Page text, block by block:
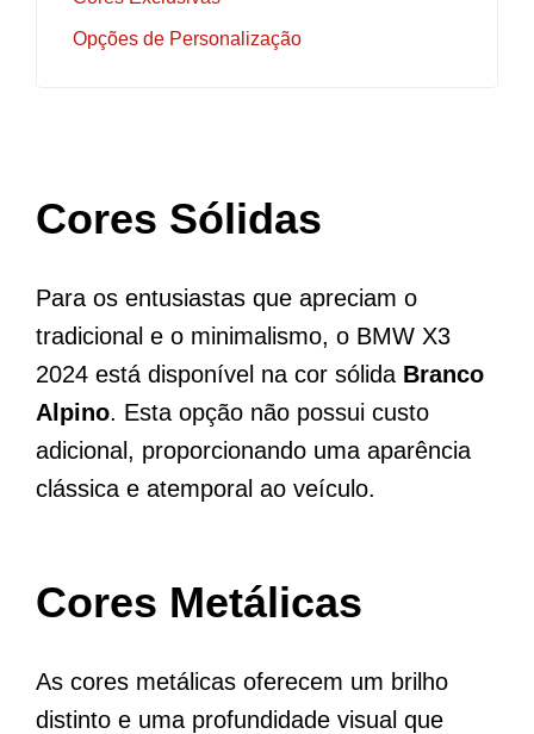
Opções de Personalização
Cores Sólidas
Para os entusiastas que apreciam o
tradicional e o minimalismo, o BMW X3
2024 está disponível na cor sólida Branco
Alpino. Esta opção não possui custo
adicional, proporcionando uma aparência
clássica e atemporal ao veículo.
Cores Metálicas
As cores metálicas oferecem um brilho
distinto e uma profundidade visual que